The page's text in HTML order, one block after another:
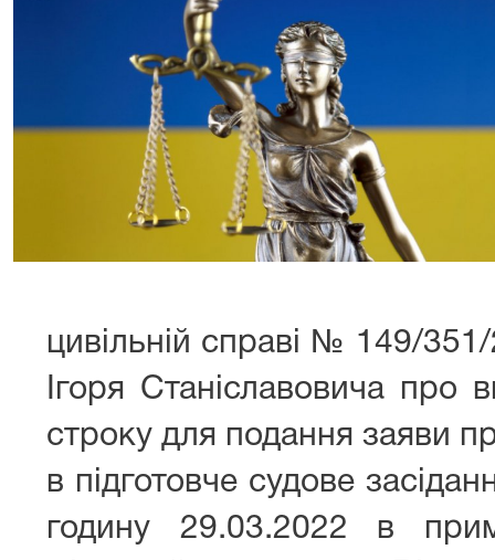
цивільній справі № 149/
Ігоря Станіславовича про
строку для подання заяви
в підготовче судове
годину 29.03.2022 в